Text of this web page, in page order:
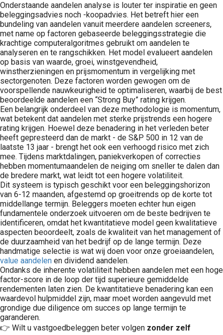
Onderstaande aandelen analyse is louter ter inspiratie en geen
beleggingsadvies noch -koopadvies. Het betreft hier een
bundeling van aandelen vanuit meerdere aandelen screeners,
met name op factoren gebaseerde beleggingsstrategie die
krachtige computeralgoritmes gebruikt om aandelen te
analyseren en te rangschikken. Het model evalueert aandelen
op basis van waarde, groei, winstgevendheid,
winstherzieningen en prijsmomentum in vergelijking met
sectorgenoten. Deze factoren worden gewogen om de
voorspellende nauwkeurigheid te optimaliseren, waarbij de best
beoordeelde aandelen een “Strong Buy” rating krijgen.
Een belangrijk onderdeel van deze methodologie is momentum,
wat betekent dat aandelen met sterke prijstrends een hogere
rating krijgen. Hoewel deze benadering in het verleden beter
heeft gepresteerd dan de markt - de S&P 500 in 12 van de
laatste 13 jaar - brengt het ook een verhoogd risico met zich
mee. Tijdens marktdalingen, paniekverkopen of correcties
hebben momentumaandelen de neiging om sneller te dalen dan
de bredere markt, wat leidt tot een hogere volatiliteit.
Dit systeem is typisch geschikt voor een beleggingshorizon
van 6-12 maanden, afgestemd op groeitrends op de korte tot
middellange termijn. Beleggers moeten echter hun eigen
fundamentele onderzoek uitvoeren om de beste bedrijven te
identificeren, omdat het kwantitatieve model geen kwalitatieve
aspecten beoordeelt, zoals de kwaliteit van het management of
de duurzaamheid van het bedrijf op de lange termijn. Deze
handmatige selectie is wat wij doen voor onze groeiaandelen,
value aandelen en dividend aandelen.
Ondanks de inherente volatiliteit hebben aandelen met een hoge
factor-score in de loop der tijd superieure gemiddelde
rendementen laten zien. De kwantitatieve benadering kan een
waardevol hulpmiddel zijn, maar moet worden aangevuld met
grondige due diligence om succes op lange termijn te
garanderen.
👉 Wilt u vastgoedbeleggen beter volgen zonder zelf